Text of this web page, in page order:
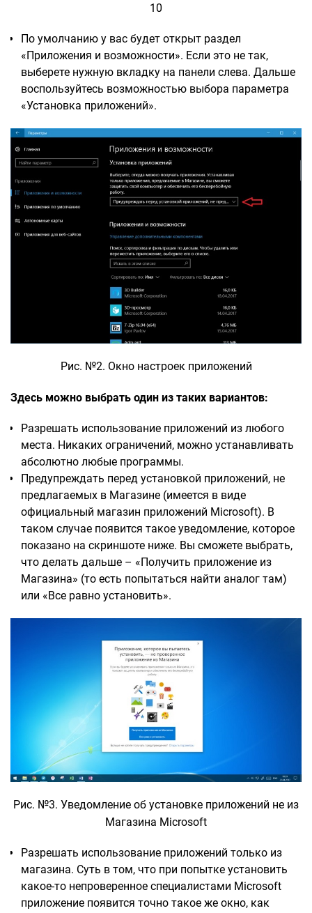
10
По умолчанию у вас будет открыт раздел
«Приложения и возможности». Если это не так,
выберете нужную вкладку на панели слева. Дальше
воспользуйтесь возможностью выбора параметра
«Установка приложений».
Рис. №2. Окно настроек приложений
Здесь можно выбрать один из таких вариантов:
Разрешать использование приложений из любого
места. Никаких ограничений, можно устанавливать
абсолютно любые программы.
Предупреждать перед установкой приложений, не
предлагаемых в Магазине (имеется в виде
официальный магазин приложений Microsoft). В
таком случае появится такое уведомление, которое
показано на скриншоте ниже. Вы сможете выбрать,
что делать дальше – «Получить приложение из
Магазина» (то есть попытаться найти аналог там)
или «Все равно установить».
Рис. №3. Уведомление об установке приложений не из
Магазина Microsoft
Разрешать использование приложений только из
магазина. Суть в том, что при попытке установить
какое-то непроверенное специалистами Microsoft
приложение появится точно такое же окно, как